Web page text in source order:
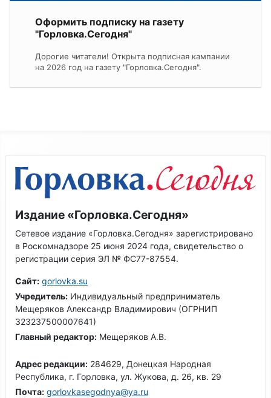
Оформить подписку на газету
"Горловка.Сегодня"
Дорогие читатели! Открыта подписная кампании
на 2026 год на газету "Горловка.Сегодня".
Издание «Горловка.Сегодня»
Сетевое издание «Горловка.Сегодня» зарегистрировано
в Роскомнадзоре 25 июня 2024 года, свидетельство о
регистрации серия ЭЛ № ФС77-87554.
Сайт: gorlovka.su
Учредитель: Индивидуальный предприниматель
Мещеряков Александр Владимирович (ОГРНИП
323237500007641)
Главный редактор: Мещеряков А.В.
Адрес редакции: 284629, Донецкая Народная
Республика, г. Горловка, ул. Жукова, д. 26, кв. 29
Почта: gorlovkasegodnya@ya.ru